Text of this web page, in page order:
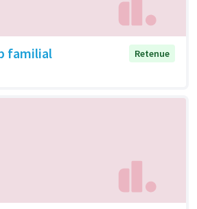
familial
Retenue